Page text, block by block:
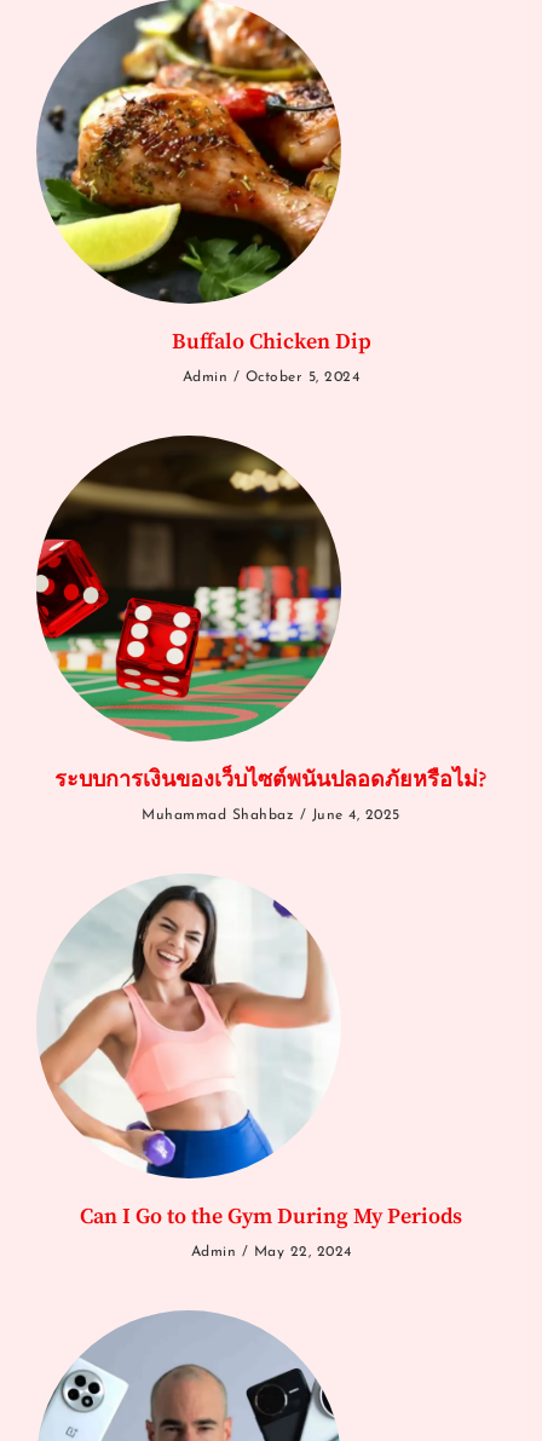
Buffalo Chicken Dip
Admin October 5, 2024
ระบบการเงินของเว็บไซต์พนันปลอดภัยหรือไม่?
Muhammad Shahbaz June 4, 2025
Can I Go to the Gym During My Periods
Admin May 22, 2024